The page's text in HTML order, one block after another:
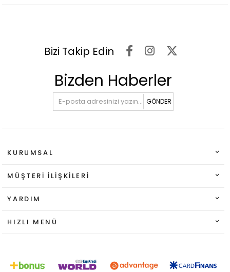
Bizi Takip Edin
Bizden Haberler
GÖNDER
KURUMSAL
MÜŞTERI İLIŞKILERI
YARDIM
HIZLI MENÜ